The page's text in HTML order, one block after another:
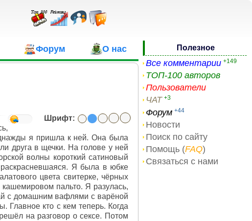
Форум О нас
Шрифт:
я пришла к ней. Она была
друга в щечки. На голове у ней
волны короткий сатиновый
Я была в юбке
цвета свитерке, чёрных
кашемировом пальто. Я разулась,
с домашним вафлями с варёной
Главное кто с кем теперь. Когда
на разговор о сексе. Потом
Полезное
Все комментарии +149
ТОП-100 авторов
Пользователи
ЧАТ +3
Форум +44
Новости
Поиск по сайту
Помощь (FAQ)
Связаться с нами